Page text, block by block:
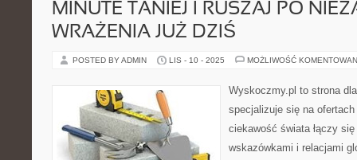
MINUTE TANIEJ I RUSZAJ PO
WRAŻENIA JUŻ DZIŚ
POSTED BY ADMIN LIS - 10 - 2025 MOŻLIWOŚĆ
Wyskoczmy.pl to strona
specjalizuje się na
ciekawość świata łączy
wskazówkami i relacjami